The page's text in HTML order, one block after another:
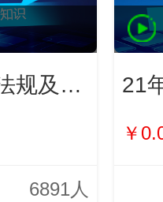
2022年建设工程法规及相关知识
6891人
21
￥